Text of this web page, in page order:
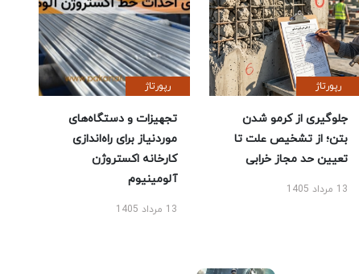
رپورتاژ
جلوگیری از کرمو شدن
بتن؛ از تشخیص علت تا
تعیین حد مجاز خرابی
13 مرداد 1405
رپورتاژ
تجهیزات و دستگاه‌های
موردنیاز برای راه‌اندازی
کارخانه اکستروژن
آلومینیوم
13 مرداد 1405